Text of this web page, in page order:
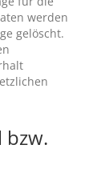
werden
gelöscht.
bzw.